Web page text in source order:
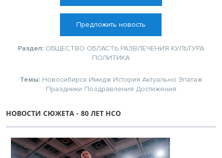
Предложить новость
Раздел: ОБЩЕСТВО ОБЛАСТЬ РАЗВЛЕЧЕНИЯ КУЛЬТУРА
ПОЛИТИКА
Темы: Новосибирск Имидж История Актуально Эпатаж
Праздники Поздравления Достижения
НОВОСТИ СЮЖЕТА - 80 ЛЕТ НСО